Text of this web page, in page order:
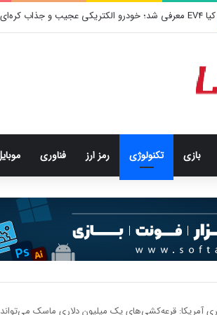
کیا EV4 معرفی شد؛ خودرو الکتریکی عجیب و جذاب کره‌ای‌ها
بازی تکنولوژی رمز ارز فناوری
آمریکا: قرعه‌کشی‌های یک میلیون دلاری ماسک می‌تواند